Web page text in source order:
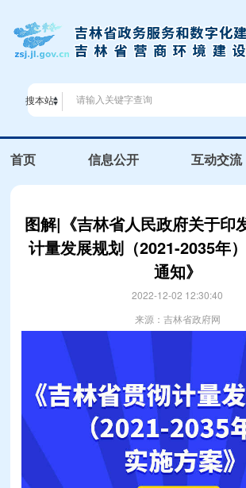
搜本站
首页 信息公开 互动交流
图解|《吉林省人民政府关于印
计量发展规划（2021-2035年
通知》
2022-12-02 12:30:40
来源：吉林省政府网